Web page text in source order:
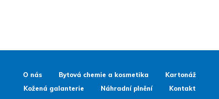
O nás Bytová chemie a kosmetika
Kartonáž
Kožená galanterie
Náhradní plnění
Kontakt